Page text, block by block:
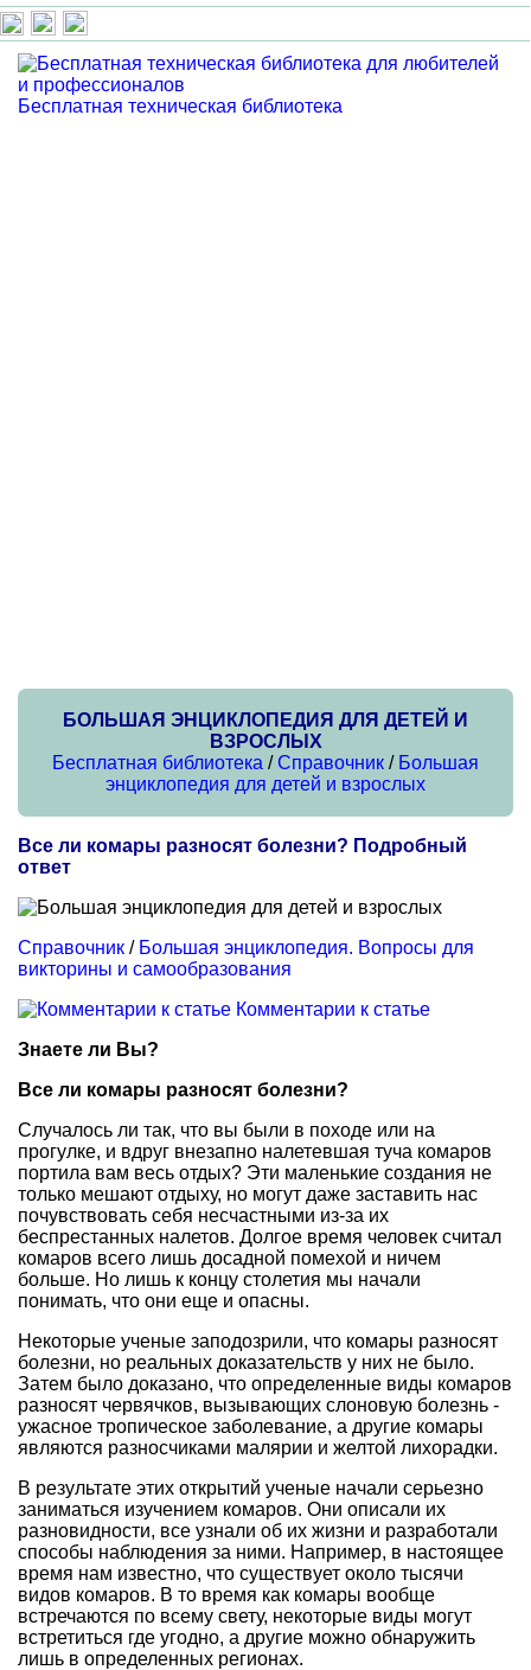
Бесплатная техническая библиотека
БОЛЬШАЯ ЭНЦИКЛОПЕДИЯ ДЛЯ ДЕТЕЙ И
ВЗРОСЛЫХ
Бесплатная библиотека /Справочник / Большая
энциклопедия для детей и взрослых
Все ли комары разносят болезни? Подробный
ответ
Справочник / Большая энциклопедия. Вопросы для
викторины и самообразования
Комментарии к статье
Знаете ли Вы?
Все ли комары разносят болезни?
Случалось ли так, что вы были в походе или на
прогулке, и вдруг внезапно налетевшая туча комаров
портила вам весь отдых? Эти маленькие создания не
только мешают отдыху, но могут даже заставить нас
почувствовать себя несчастными из-за их
беспрестанных налетов. Долгое время человек считал
комаров всего лишь досадной помехой и ничем
больше. Но лишь к концу столетия мы начали
понимать, что они еще и опасны.
Некоторые ученые заподозрили, что комары разносят
болезни, но реальных доказательств у них не было.
Затем было доказано, что определенные виды комаров
разносят червячков, вызывающих слоновую болезнь -
ужасное тропическое заболевание, а другие комары
являются разносчиками малярии и желтой лихорадки.
В результате этих открытий ученые начали серьезно
заниматься изучением комаров. Они описали их
разновидности, все узнали об их жизни и разработали
способы наблюдения за ними. Например, в настоящее
время нам известно, что существует около тысячи
видов комаров. В то время как комары вообще
встречаются по всему свету, некоторые виды могут
встретиться где угодно, а другие можно обнаружить
лишь в определенных регионах.